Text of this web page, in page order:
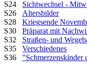
S24 Sichtwechsel -
S26 Altersbilder
S28 Kriegsende
S30 Präparat mit
S32 Straßen- und
S35 Verschiedenes
S36 "Schmerzenskinder